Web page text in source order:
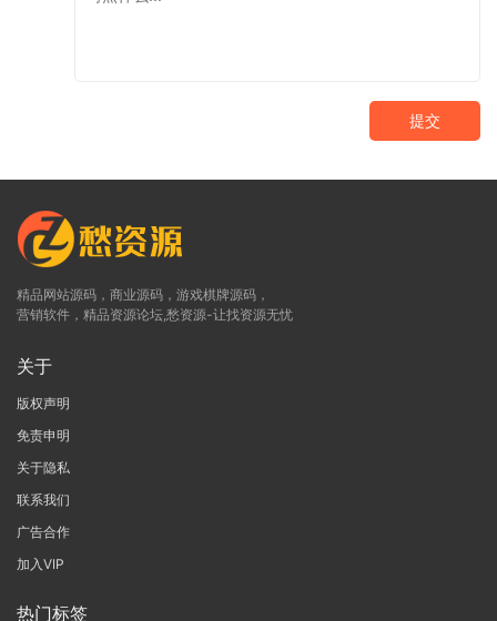
提交
精品网站源码，商业源码，游戏棋牌源码，
营销软件，精品资源论坛,愁资源-让找资源无忧
关于
版权声明
免责申明
关于隐私
联系我们
广告合作
加入VIP
热门标签